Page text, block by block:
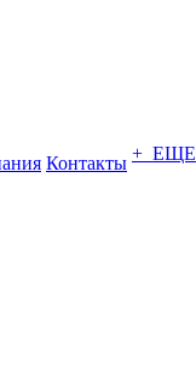
Контакты + ЕЩЕ